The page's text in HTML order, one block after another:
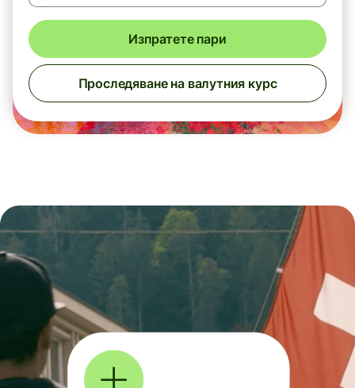
Изпратете пари
Проследяване на валутния курс